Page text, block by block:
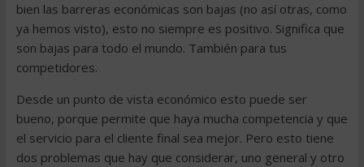
bien las barreras económicas son bajas (no así otras, como
ya hemos visto), esto no siempre es positivo. Significa que
son bajas para todo el mundo. También para tus
competidores.
Desde un punto de vista económico esto puede ser
bueno, porque permite que haya mucha competencia y que
el servicio para el cliente final sea mejor. Pero esto tiene
dos problemas que hay que considerar, uno general y otro